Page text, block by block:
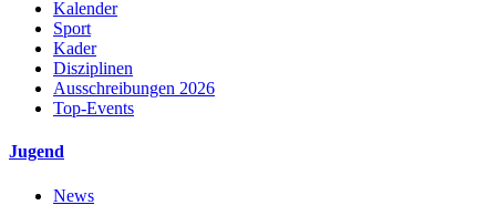
Kalender
Sport
Kader
Disziplinen
Ausschreibungen 2026
Top-Events
Jugend
News